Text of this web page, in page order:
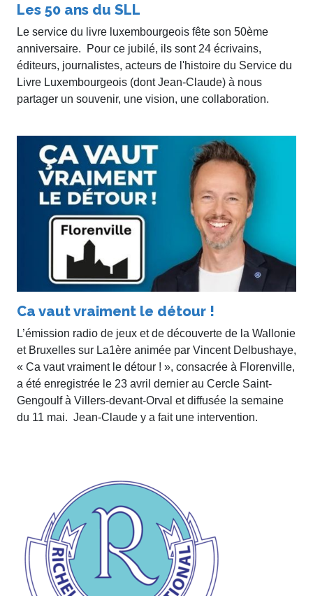
Les 50 ans du SLL
Le service du livre luxembourgeois fête son 50ème
anniversaire. Pour ce jubilé, ils sont 24 écrivains,
éditeurs, journalistes, acteurs de l'histoire du Service du
Livre Luxembourgeois (dont Jean-Claude) à nous
partager un souvenir, une vision, une collaboration.
Ca vaut vraiment le détour !
L’émission radio de jeux et de découverte de la Wallonie
et Bruxelles sur La1ère animée par Vincent Delbushaye,
« Ca vaut vraiment le détour ! », consacrée à Florenville,
a été enregistrée le 23 avril dernier au Cercle Saint-
Gengoulf à Villers-devant-Orval et diffusée la semaine
du 11 mai. Jean-Claude y a fait une intervention.